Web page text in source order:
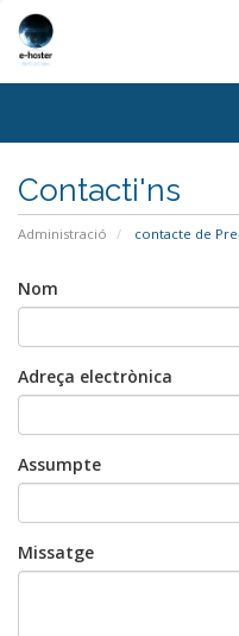
Contacti'ns
Administració contacte de
Nom
Adreça electrònica
Assumpte
Missatge